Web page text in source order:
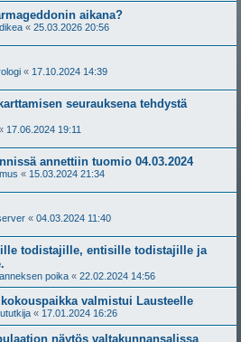
aikana?
« 25.03.2026 20:56
« 17.10.2024 14:39
seurauksena tehdystä
17.06.2024 19:11
annettiin tuomio 04.03.2024
« 15.03.2024 21:34
« 04.03.2024 11:40
todistajille, entisille todistajille ja
poika « 22.02.2024 14:56
valmistui Lausteelle
« 17.01.2024 16:26
näytös valtakunnansalissa